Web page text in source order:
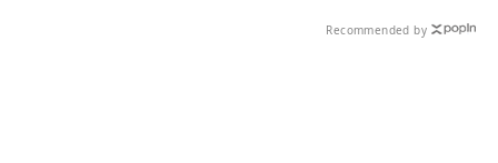
Recommended by